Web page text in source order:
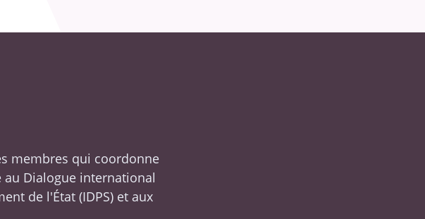
membres qui coordonne
Dialogue international
de l'État (IDPS) et aux